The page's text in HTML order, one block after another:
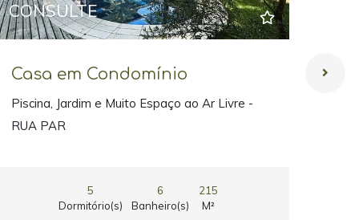
CONSULTE
Casa em Condomínio
Piscina, Jardim e Muito Espaço ao Ar Livre -
RUA PAR
5
Dormitório(s)
6
Banheiro(s)
215
M²